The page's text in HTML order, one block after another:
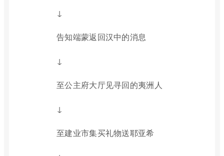
↓
告知端蒙返回汉中的消息
↓
至公主府大厅见寻回的夷洲人
↓
至建业市集买礼物送耶亚希